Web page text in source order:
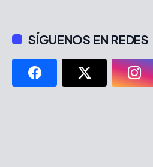
SÍGUENOS EN REDES